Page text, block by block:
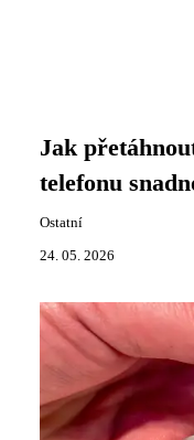
Jak
telefonu
Ostatní
24. 05. 2026